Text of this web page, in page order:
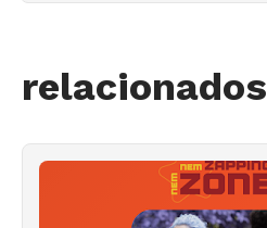
relacionados